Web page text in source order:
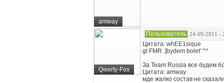
amway
Qwerty-Fox
Пользователь 24-09-2011 -
Цитата: whEE1sique
gl FMR :]bydem bolet' ^^
За Team Russia все будем
Цитата: amway
мде жалко состав не